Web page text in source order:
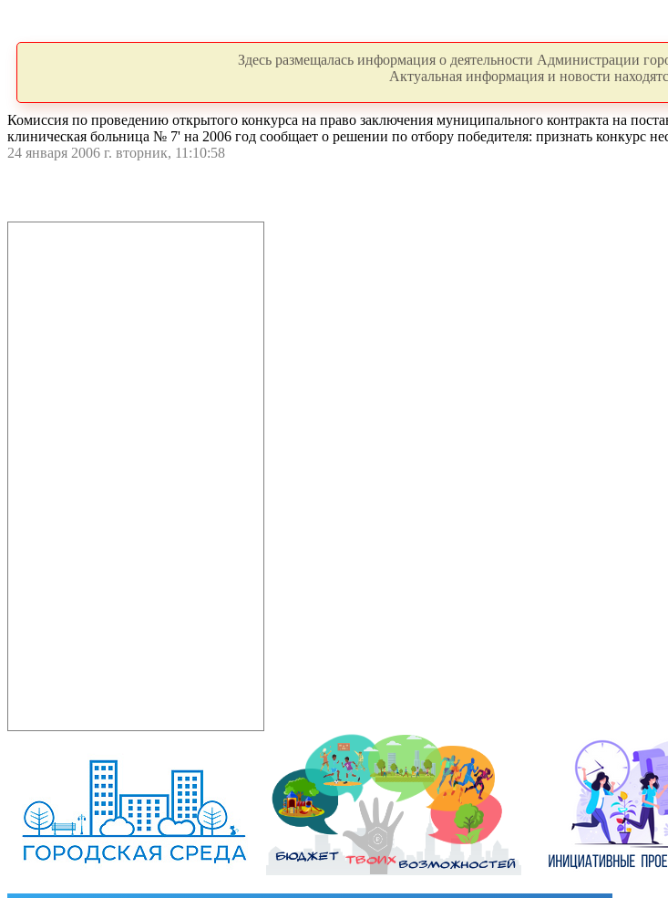
Здесь размещалась информация о деятельности Администрации
Актуальная информация и новости
Комиссия по проведению открытого конкурса на право заключения муниципального контракта на
клиническая больница № 7' на 2006 год сообщает о решении по отбору победителя: признать конкурс
24 января 2006 г. вторник, 11:10:58